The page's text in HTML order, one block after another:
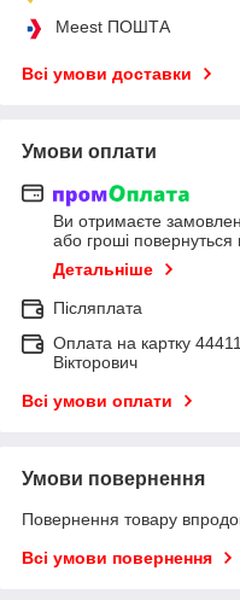
Meest ПОШТА
Всі умови доставки
Умови оплати
Ви отримаєте
або гроші повернуться
Детальніше
Післяплата
Оплата на картку
Вікторович
Всі умови оплати
Умови повернення
Повернення товару
Всі умови повернення